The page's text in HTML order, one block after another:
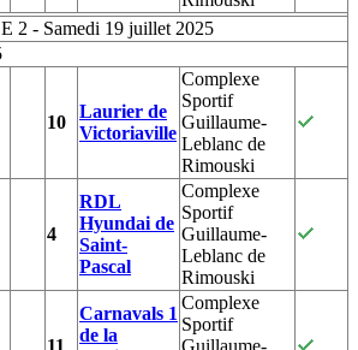
2 - Samedi 19 juillet 2025
10
Laurier de
Victoriaville
Complexe
Sportif
Guillaume-
Leblanc de
Rimouski
4
RDL
Hyundai de
Saint-
Pascal
Complexe
Sportif
Guillaume-
Leblanc de
Rimouski
11
Carnavals 1
de la
Complexe
Sportif
Guillaume-